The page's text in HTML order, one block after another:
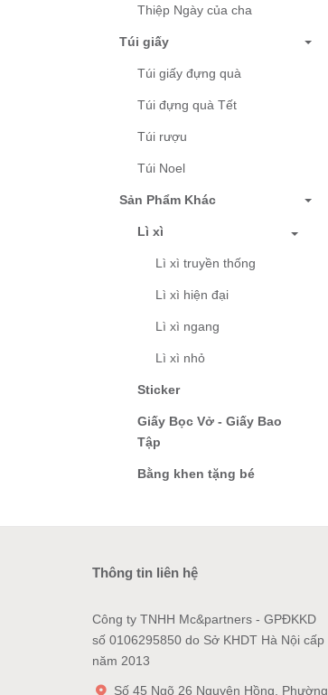
Thiệp Ngày của cha
Túi giấy
Túi giấy đựng quà
Túi đựng quà Tết
Túi rượu
Túi Noel
Sản Phẩm Khác
Lì xì
Lì xì truyền thống
Lì xì hiện đại
Lì xì ngang
Lì xì nhỏ
Sticker
Giấy Bọc Vở - Giấy Bao
Tập
Bằng khen tặng bé
Thiệp sinh nhật
7.5x10.5cm
Thông tin liên hệ
Công ty TNHH Mc&partners - GPĐKKD
số 0106295850 do Sở KHDT Hà Nội cấp
năm 2013
Số 45 Ngõ 26 Nguyên Hồng, Phường